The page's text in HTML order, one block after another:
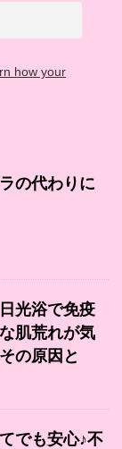
how your
の代わりに
光浴で免疫
肌荒れが気
の原因と
でも安心♪不